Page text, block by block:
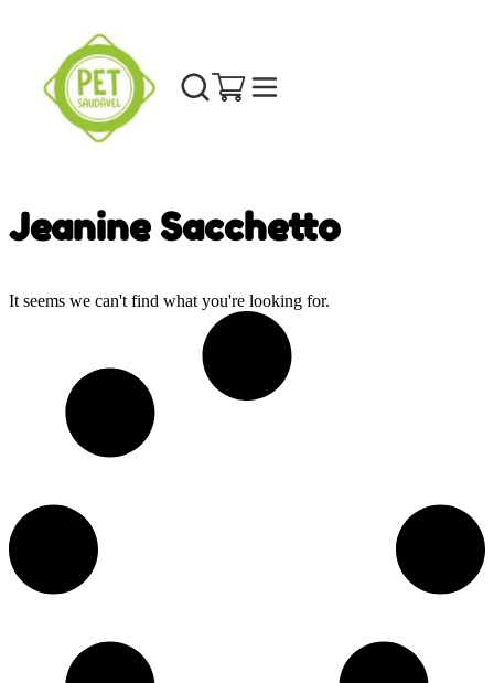
Jeanine Sacchetto
It seems we can't find what you're looking for.